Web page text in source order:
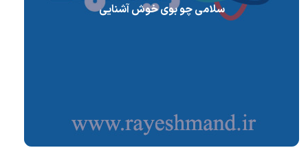
سلامی چو بوی خوش آشنایی